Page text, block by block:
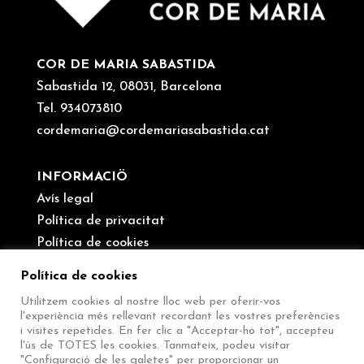
COR DE MARIA SABASTIDA
Sabastida 12, 08031, Barcelona
Tel. 934073810
cordemaria@cordemariasabastida.cat
INFORMACIÖ
Avís legal
Política de privacitat
Política de cookies
SEGUEIX-NOS
Política de cookies
Utilitzem cookies al nostre lloc web per oferir-vos
l'experiència més rellevant recordant les vostres preferències
i visites repetides. En fer clic a "Acceptar-ho tot", accepteu
l'ús de TOTES les cookies. Tanmateix, podeu visitar
"Configuració de les galetes" per proporcionar un